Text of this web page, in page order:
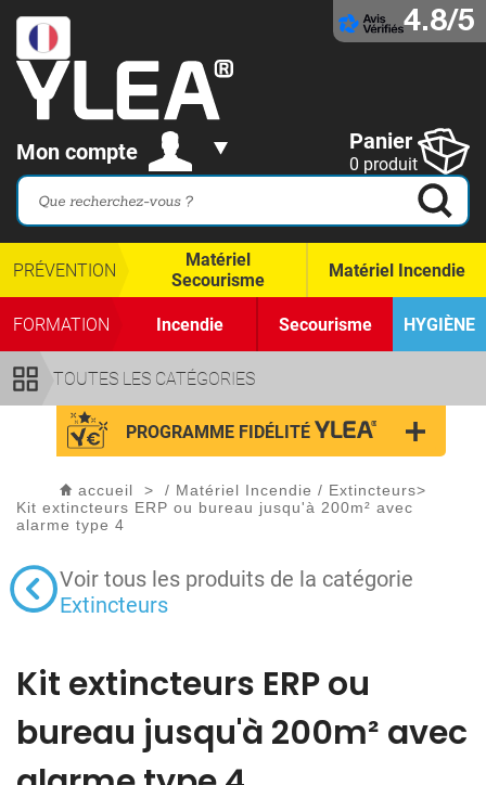
4.8/5
Mon compte Panier
0 produit
TOUTES LES CATÉGORIES
PRÉVENTION
Matériel
Secourisme
Matériel Incendie
FORMATION Incendie Secourisme HYGIÈNE
PROGRAMME FIDÉLITÉ
accueil > / Matériel Incendie / Extincteurs>
Kit extincteurs ERP ou bureau jusqu'à 200m² avec
alarme type 4
Voir tous les produits de la catégorie
Extincteurs
Kit extincteurs ERP ou
bureau jusqu'à 200m² avec